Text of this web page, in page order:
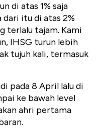
di atas 1% saja
dari itu di atas 2%
terlalu tajam. Kami
IHSG turun lebih
tujuh kali, termasuk
pada 8 April lalu di
ke bawah level
ahri pertama